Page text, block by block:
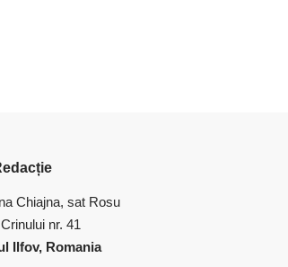
Chiajna, sat Rosu
nr. 41
Ilfov, Romania